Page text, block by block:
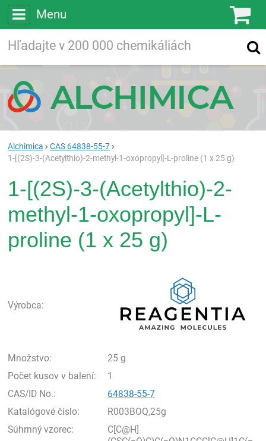
Menu
Vyhľadávanie
Alchimica
CAS 64838-55-7
1-[(2S)-3-(Acetylthio)-2-methyl-1-oxopropyl]-L-proline (1 x 25 g)
1-[(2S)-3-(Acetylthio)-2-
methyl-1-oxopropyl]-L-
proline (1 x 25 g)
Výrobca:
Množstvo:
25 g
Počet kusov v balení:
1
CAS/ID No.:
64838-55-7
Katalógové číslo:
R003BOQ,25g
Súhrnný vzorec:
C[C@H]